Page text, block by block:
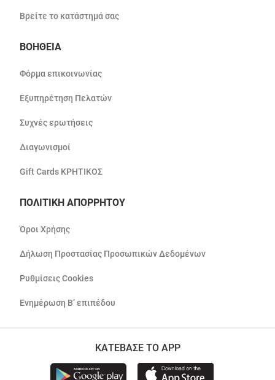
Βρείτε το κατάστημά σας
ΒΟΗΘΕΙΑ
Φόρμα επικοινωνίας
Εξυπηρέτηση Πελατών
Συχνές ερωτήσεις
Διαγωνισμοί
Gift Cards ΚΡΗΤΙΚΟΣ
ΠΟΛΙΤΙΚΗ ΑΠΟΡΡΗΤΟΥ
Όροι Χρήσης
Δήλωση Προστασίας Προσωπικών Δεδομένων
Ρυθμίσεις Cookies
Ενημέρωση Β’ επιπέδου
ΚΑΤΕΒΑΣΕ ΤΟ APP